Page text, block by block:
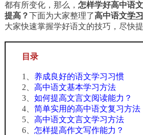
都有所变化，那么， 怎样学好高中语
提高？下面为大家整理了高中语文学
大家快速掌握学好语文的技巧，尽快提
目录
1、 养成良好的语文学习习惯
2、 高中语文基本学习方法
3、 如何提高文言文阅读能力？
4、 简单实用的高中语文复习方法
5、 高中语文文言文学习方法
6、 怎样提高作文写作能力？